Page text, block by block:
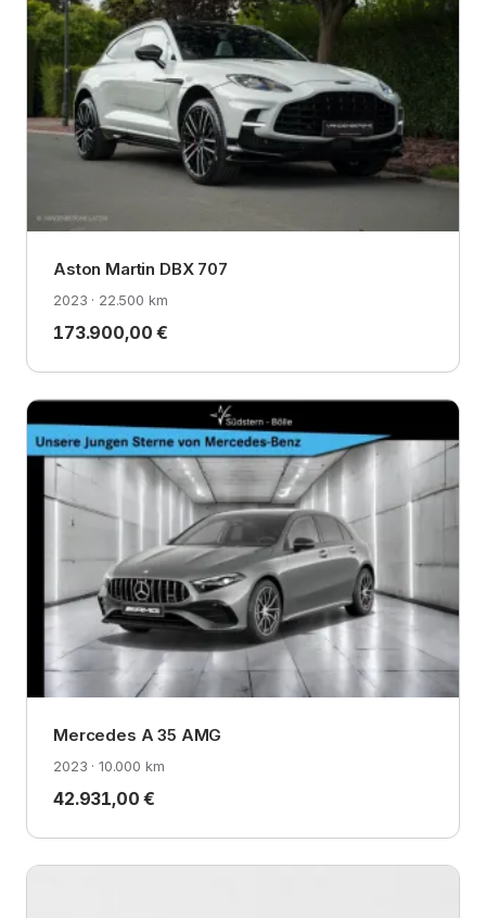
Aston Martin DBX 707
2023 · 22.500 km
173.900,00 €
Mercedes A 35 AMG
2023 · 10.000 km
42.931,00 €